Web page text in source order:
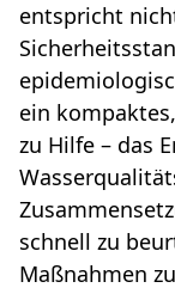
entspricht
ein
zu Hilfe – das
schnell zu
Maßnahmen